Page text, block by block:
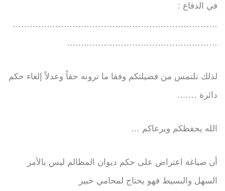
في الدفاع :
………………………………………………………………
……………………………………………..
لذلك نلتمس من فضيلتكم وفقا ما ترونه حقاً وعدلاً إلغاء حكم
دائرة …….
الله يحفظكم ويرعاكم …
أن صياغة اعتراض على حكم ديوان المظالم ليس بالأمر
السهل والبسيط فهو يحتاج لمحامي خبير